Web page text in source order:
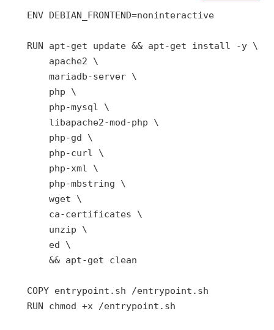
ENV DEBIAN_FRONTEND=noninteractive
RUN apt-get update && apt-get install -y \
COPY entrypoint.sh /entrypoint.sh
RUN chmod +x /entrypoint.sh